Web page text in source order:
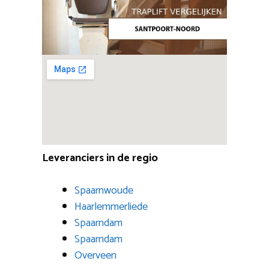
Leveranciers in de regio
Spaarnwoude
Haarlemmerliede
Spaarndam
Spaarndam
Overveen